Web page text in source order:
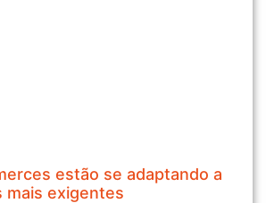
estão se adaptando a
mais exigentes